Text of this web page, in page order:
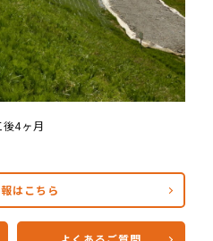
後4ヶ月
はこちら